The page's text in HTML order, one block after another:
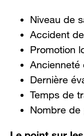
Niveau de
Accident
Promotion
Ancienneté
Dernière
Temps de
Nombre